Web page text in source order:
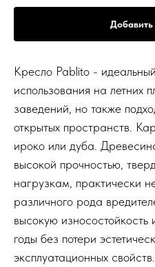
Добавить
Кресло Pablito -
использования на летних
заведений, но также
открытых пространств.
ироко или дуба.
высокой прочностью,
нагрузкам, практически
различного рода
высокую
годы без потери
эксплуатационных